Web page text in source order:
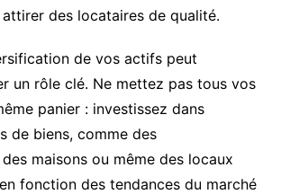
des locataires de qualité.
de vos actifs peut
un rôle clé. Ne mettez pas tous vos
panier : investissez dans
de biens, comme des
maisons ou même des locaux
fonction des tendances du marché